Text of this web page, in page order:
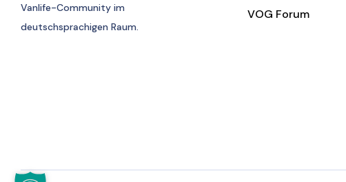
Vanlife-Community im
deutschsprachigen Raum.
VOG Forum